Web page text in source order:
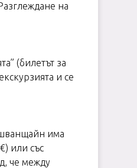
на
(билетът за
и се
има
или със
че между